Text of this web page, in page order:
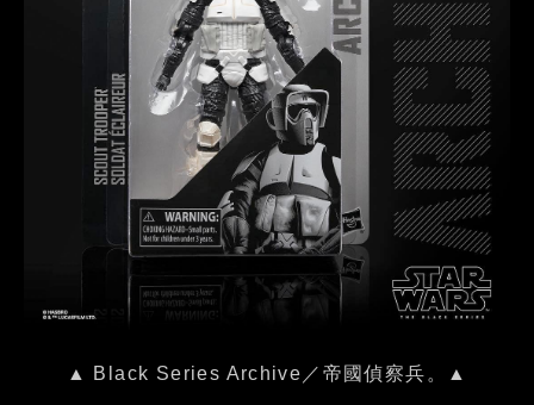
▲ Black Series Archive／帝國偵察兵。▲